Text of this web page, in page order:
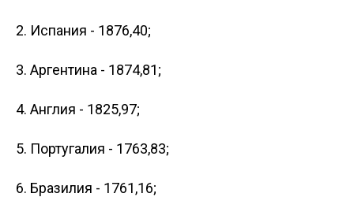
2. Испания - 1876,40;
3. Аргентина - 1874,81;
4. Англия - 1825,97;
5. Португалия - 1763,83;
6. Бразилия - 1761,16;